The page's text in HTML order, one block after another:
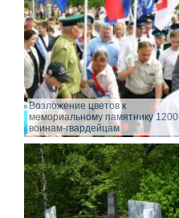
Возложение цветов к
мемориальному памятнику 1200
воинам-гвардейцам